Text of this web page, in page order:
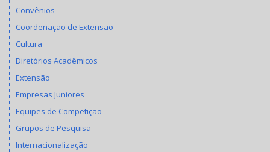
Convênios
Coordenação de Extensão
Cultura
Diretórios Acadêmicos
Extensão
Empresas Juniores
Equipes de Competição
Grupos de Pesquisa
Internacionalização